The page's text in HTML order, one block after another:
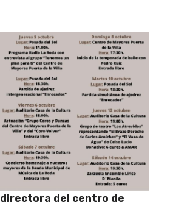
directora del centro de